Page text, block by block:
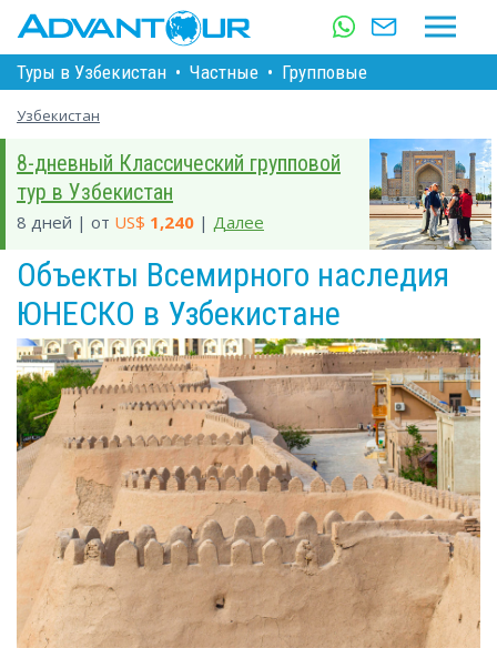
Туры в Узбекистан • Частные • Групповые
Узбекистан
8-дневный Классический групповой
тур в Узбекистан
8 дней | от US$ 1,240 | Далее
Объекты Всемирного наследия
ЮНЕСКО в Узбекистане